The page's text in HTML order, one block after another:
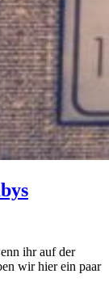
ihr auf der
wir hier ein paar